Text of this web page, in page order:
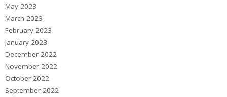
May 2023
March 2023
February 2023
January 2023
December 2022
November 2022
October 2022
September 2022